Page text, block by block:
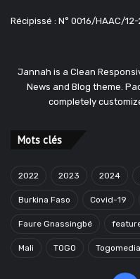
Récipissé : N° 0016/HAAC/
Jannah is a Clean
News and Blog theme.
completely
Mots clés
2022 2023 2024
Burkina Faso Covid-19
Faure Gnassingbé
Mali TOGO